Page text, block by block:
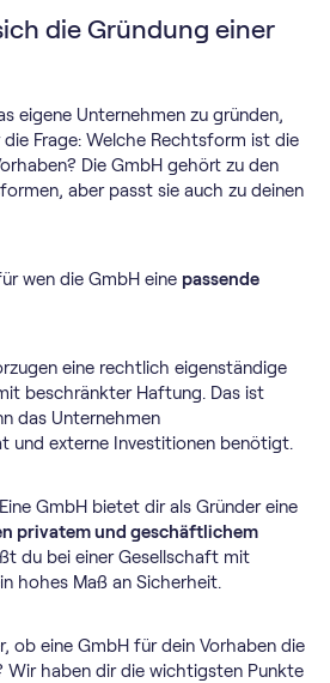
die Gründung einer
eigene Unternehmen zu gründen,
Frage: Welche Rechtsform ist die
Die GmbH gehört zu den
aber passt sie auch zu deinen
wen die GmbH eine passende
eine rechtlich eigenständige
beschränkter Haftung. Das ist
das Unternehmen
und externe Investitionen benötigt.
Eine GmbH bietet dir als Gründer eine
privatem und geschäftlichem
du bei einer Gesellschaft mit
hohes Maß an Sicherheit.
ob eine GmbH für dein Vorhaben die
haben dir die wichtigsten Punkte